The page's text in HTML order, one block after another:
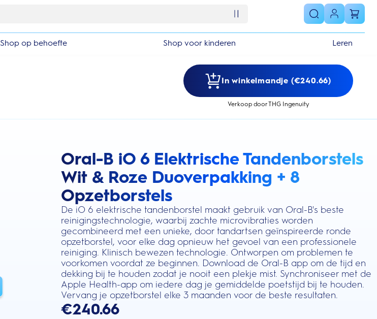
Shop op behoefte Shop voor kinderen Leren
In winkelmandje (€240.66)
Verkoop door THG Ingenuity
Oral-B iO 6 Elektrische Tandenborstels
Wit & Roze Duoverpakking + 8
Opzetborstels
De iO 6 elektrische tandenborstel maakt gebruik van Oral-B's beste
reinigingstechnologie, waarbij zachte microvibraties worden
gecombineerd met een unieke, door tandartsen geïnspireerde ronde
opzetborstel, voor elke dag opnieuw het gevoel van een professionele
reiniging. Klinisch bewezen technologie. Ontworpen om problemen te
voorkomen voordat ze beginnen. Download de Oral-B app om de tijd en
dekking bij te houden zodat je nooit een plekje mist. Synchroniseer met de
Apple Health-app om iedere dag je gemiddelde poetstijd bij te houden.
Vervang je opzetborstel elke 3 maanden voor de beste resultaten.
this action will scroll you to the reviews section
€240.66